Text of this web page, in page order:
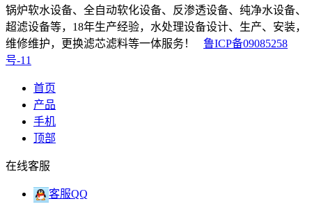
锅炉软水设备、全自动软化设备、反渗透设备、纯净水设备、
超滤设备等，18年生产经验，水处理设备设计、生产、安装，
维修维护，更换滤芯滤料等一体服务！ 鲁ICP备09085258
号-11
首页
产品
手机
顶部
在线客服
客服QQ